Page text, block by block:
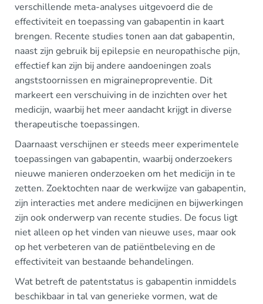
verschillende meta-analyses uitgevoerd die de
effectiviteit en toepassing van gabapentin in kaart
brengen. Recente studies tonen aan dat gabapentin,
naast zijn gebruik bij epilepsie en neuropathische pijn,
effectief kan zijn bij andere aandoeningen zoals
angststoornissen en migrainepropreventie. Dit
markeert een verschuiving in de inzichten over het
medicijn, waarbij het meer aandacht krijgt in diverse
therapeutische toepassingen.
Daarnaast verschijnen er steeds meer experimentele
toepassingen van gabapentin, waarbij onderzoekers
nieuwe manieren onderzoeken om het medicijn in te
zetten. Zoektochten naar de werkwijze van gabapentin,
zijn interacties met andere medicijnen en bijwerkingen
zijn ook onderwerp van recente studies. De focus ligt
niet alleen op het vinden van nieuwe uses, maar ook
op het verbeteren van de patiëntbeleving en de
effectiviteit van bestaande behandelingen.
Wat betreft de patentstatus is gabapentin inmiddels
beschikbaar in tal van generieke vormen, wat de